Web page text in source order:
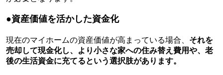
●資産価値を活かした資金化
現在のマイホームの資産価値が高まっている場合、 それを
売却して現金化し、より小さな家への住み替え費用や、老
後の生活資金に充てるという選択肢があります。